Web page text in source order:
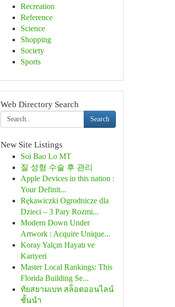
Recreation
Reference
Science
Shopping
Society
Sports
Web Directory Search
Search
New Site Listings
Soi Bao Lo MT
질 성형 수술 후 관리
Apple Devices in this nation :
Your Definit...
Rękawiczki Ogrodnicze dla
Dzieci – 3 Pary Rozmi...
Modern Down Under
Artwork : Acquire Unique...
Koray Yalçın Hayatı ve
Kariyeri
Master Local Rankings: This
Florida Building Se...
ทัยสยามเบท สล็อตออนไลน์
ชั้นนำ